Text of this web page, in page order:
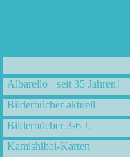
Albarello - seit 35 Jahren!
Bilderbücher aktuell
Bilderbücher 3-6 J.
Kamishibai-Karten